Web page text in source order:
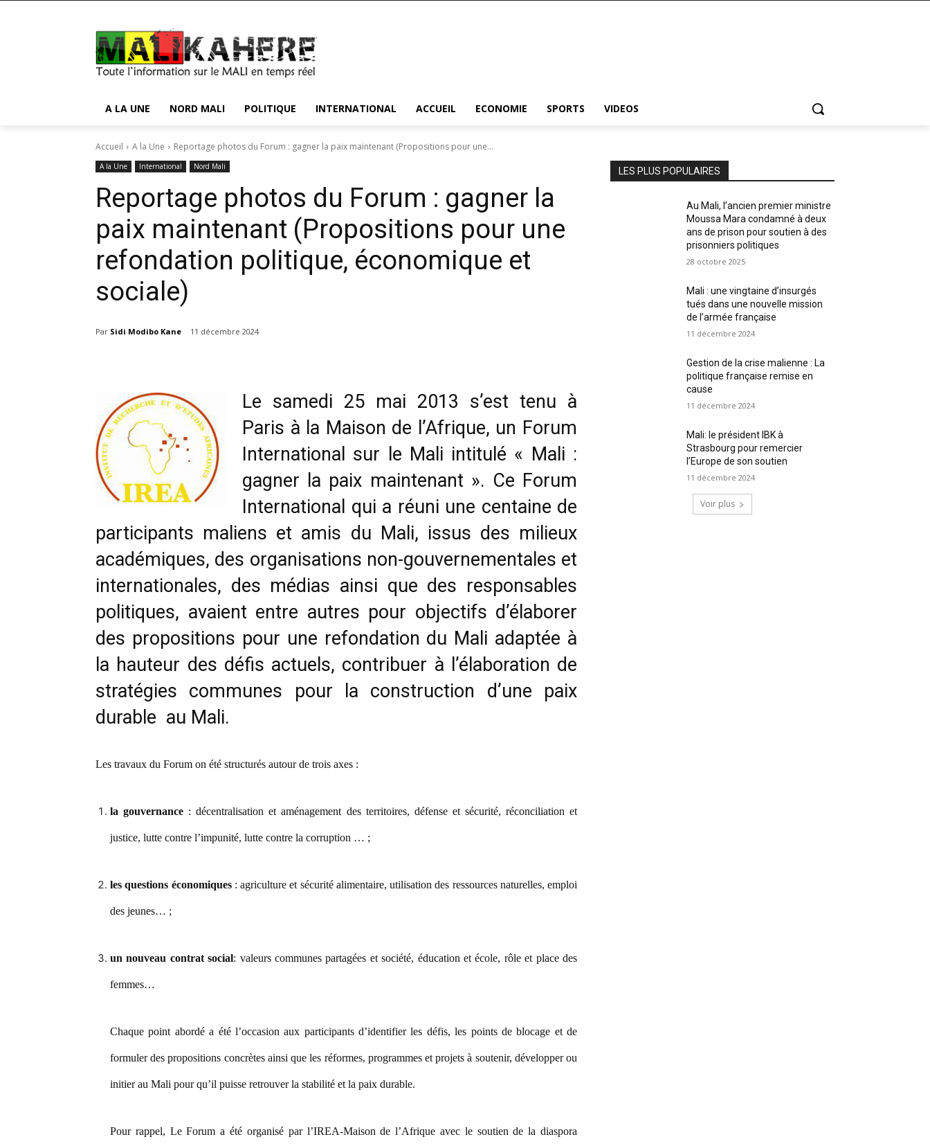
A LA UNE NORD MALI POLITIQUE INTERNATIONAL ACCUEIL ECONOMIE SPORTS VIDEOS
Accueil A la Une Reportage photos du Forum : gagner la paix maintenant (Propositions pour une...
A la Une International Nord Mali
Reportage photos du Forum : gagner la
paix maintenant (Propositions pour une
refondation politique, économique et
sociale)
Par Sidi Modibo Kane 11 décembre 2024
Le samedi 25 mai 2013 s’est tenu à
Paris à la Maison de l’Afrique, un Forum
International sur le Mali intitulé « Mali :
gagner la paix maintenant ». Ce Forum
International qui a réuni une centaine de
participants maliens et amis du Mali, issus des milieux
académiques, des organisations non-gouvernementales et
internationales, des médias ainsi que des responsables
politiques, avaient entre autres pour objectifs d’élaborer
des propositions pour une refondation du Mali adaptée à
la hauteur des défis actuels, contribuer à l’élaboration de
stratégies communes pour la construction d’une paix
durable au Mali.
Les travaux du Forum on été structurés autour de trois axes :
la gouvernance : décentralisation et aménagement des territoires, défense et sécurité, réconciliation et
justice, lutte contre l’impunité, lutte contre la corruption … ;
les questions économiques: agriculture et sécurité alimentaire, utilisation des ressources naturelles, emploi
des jeunes… ;
un nouveau contrat social: valeurs communes partagées et société, éducation et école, rôle et place des
femmes…
Chaque point abordé a été l’occasion aux participants d’identifier les défis, les points de blocage et de
formuler des propositions concrètes ainsi que les réformes, programmes et projets à soutenir, développer ou
initier au Mali pour qu’il puisse retrouver la stabilité et la paix durable.
Pour rappel, Le Forum a été organisé par l’IREA-Maison de l’Afrique avec le soutien de la diaspora
LES PLUS POPULAIRES
Au Mali, l’ancien premier ministre
Moussa Mara condamné à deux
ans de prison pour soutien à des
prisonniers politiques
28 octobre 2025
Mali : une vingtaine d’insurgés
tués dans une nouvelle mission
de l’armée française
11 décembre 2024
Gestion de la crise malienne : La
politique française remise en
cause
11 décembre 2024
Mali: le président IBK à
Strasbourg pour remercier
l’Europe de son soutien
11 décembre 2024
Voir plus